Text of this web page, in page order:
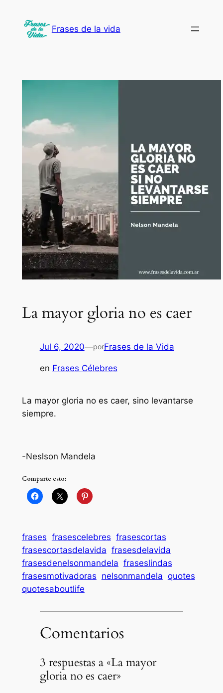
contenido
Frases de la vida
La mayor gloria no es caer
Jul 6, 2020—porFrases de la Vida
en Frases Célebres
La mayor gloria no es caer, sino levantarse
siempre.
-Neslson Mandela
Comparte esto:
frases frasescelebres frasescortas
frasescortasdelavida frasesdelavida
frasesdenelsonmandela fraseslindas
frasesmotivadoras nelsonmandela quotes
quotesaboutlife
Comentarios
3 respuestas a «La mayor
gloria no es caer»